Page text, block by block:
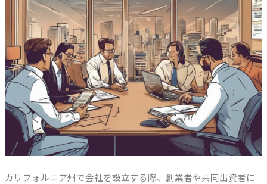
カリフォルニア州で会社を設立する際、創業者や共同出資者に